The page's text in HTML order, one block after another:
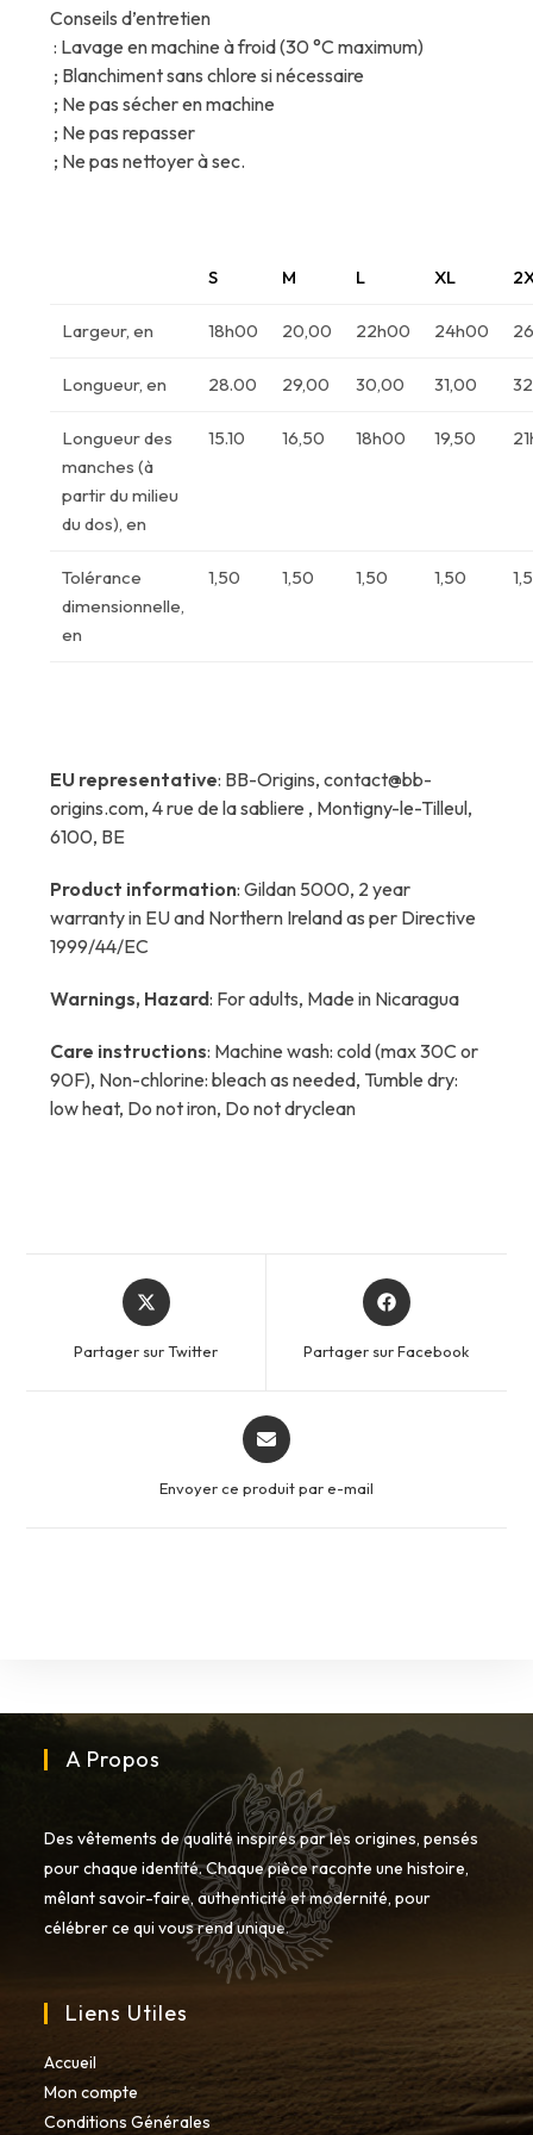
Conseils d’entretien
: Lavage en machine à froid (30 °C maximum)
; Blanchiment sans chlore si nécessaire
; Ne pas sécher en machine
; Ne pas repasser
; Ne pas nettoyer à sec.
S M L XL
Largeur, en 18h00 20,00 22h00 24h00
Longueur, en 28.00 29,00 30,00 31,00
Longueur des
manches (à
partir du milieu
du dos), en
15.10 16,50 18h00 19,50
Tolérance
dimensionnelle,
en
1,50 1,50 1,50 1,50
EU representative: BB-Origins, contact@bb-
origins.com, 4 rue de la sabliere , Montigny-le-Tilleul,
6100, BE
Product information: Gildan 5000, 2 year
warranty in EU and Northern Ireland as per Directive
1999/44/EC
Warnings, Hazard: For adults, Made in Nicaragua
Care instructions: Machine wash: cold (max 30C or
90F), Non-chlorine: bleach as needed, Tumble dry:
low heat, Do not iron, Do not dryclean
Opens
in
new
Partager sur Twitter
Opens
in
new
Partager sur Facebook
Opens
in
new
Envoyer ce produit par e-mail
A Propos
Des vêtements de qualité inspirés par les origines, pensés
pour chaque identité. Chaque pièce raconte une histoire,
mêlant savoir-faire, authenticité et modernité, pour
célébrer ce qui vous rend unique.
Liens Utiles
Accueil
Mon compte
Conditions Générales